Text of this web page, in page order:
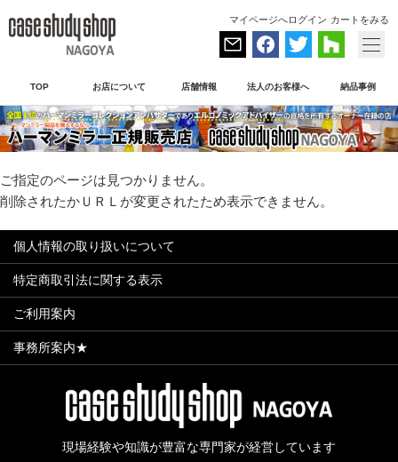
マイページへログイン カートをみる
TOP お店について 店舗情報 法人のお客様へ 納品事例
ご指定のページは見つかりません。
削除されたかＵＲＬが変更されたため表示できません。
個人情報の取り扱いについて
特定商取引法に関する表示
ご利用案内
事務所案内★
現場経験や知識が豊富な専門家が経営しています